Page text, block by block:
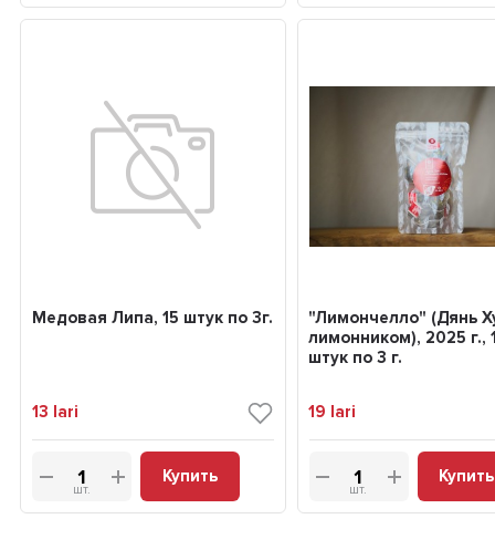
Медовая Липа, 15 штук по 3г.
13 lari
шт.
Купить
"Лимончелло" (Дянь
лимонником), 2025 г.,
штук по 3 г.
19 lari
шт.
Купить